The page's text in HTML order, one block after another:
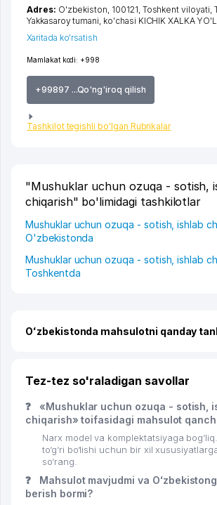
Mamlakat kodi: +998
+99897 ...Qo'ng'iroq qilish
Tashkilot tegishli bo'lgan Rubrikalar
Adres: O'zbekiston, 100121, Toshkent viloyati
Yakkasaroy tumani ko'chasi KICHIK XALKA
Xaritada ko'rsatish
"Mushuklar uchun ozuqa - sotish,
chiqarish" bo'limidagi tashkilotlar
Mushuklar uchun ozuqa - sotish, ishlab
O'zbekistonda
Mushuklar uchun ozuqa - sotish, ishlab
Toshkentda
Oʻzbekistonda mahsulotni qanday
Tez-tez so'raladigan savollar
❓
«Mushuklar uchun ozuqa - sotish,
chiqarish» toifasidagi mahsulot
Narx model va komplektatsiyaga
to‘g‘ri bo‘lishi uchun bir xil
so‘rang.
❓
Mahsulot mavjudmi va
berish bormi?